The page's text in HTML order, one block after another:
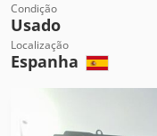
Condição
Usado
Localização
Espanha